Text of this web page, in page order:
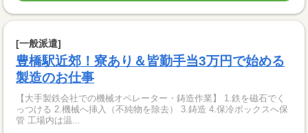
[一般派遣]
豊橋駅近郊！寮あり＆皆勤手当3万円で始める
製造のお仕事
【大手製鉄会社での機械オペレーター・鋳造作業】 1.鉄を磁石でく
っつける 2.機械へ挿入（不純物を除去） 3.鋳造 4.保冷ボックスへ保
管 工場内は温...